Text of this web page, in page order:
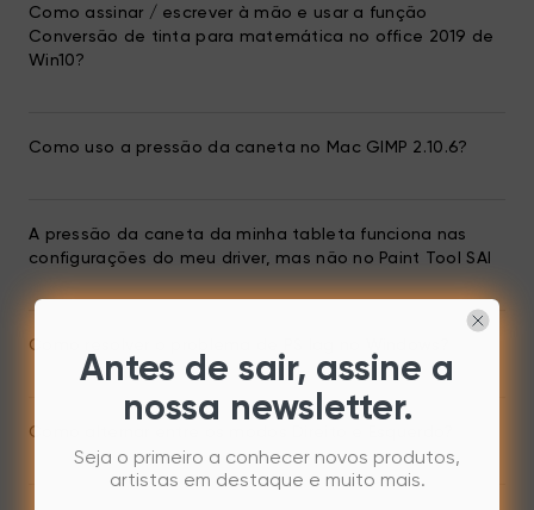
Como assinar / escrever à mão e usar a função
Conversão de tinta para matemática no office 2019 de
Win10?
Como uso a pressão da caneta no Mac GIMP 2.10.6?
A pressão da caneta da minha tableta funciona nas
configurações do meu driver, mas não no Paint Tool SAI
Como resolver o problema de PS lag no Windows?
Como alternar entre os modos Direito e Esquerdo?
Antes de sair, assine a
nossa newsletter.
Seja o primeiro a conhecer novos produtos,
artistas em destaque e muito mais.